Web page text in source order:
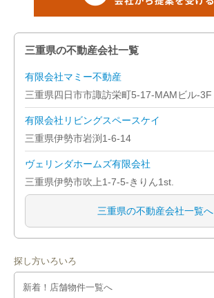
三重県の不動産会社一覧
有限会社マミー不動産
三重県四日市市諏訪栄町5-17-MAMビル-3F
有限会社リビングスペースケイ
三重県伊勢市岩渕1-6-14
ヴェリンダホームズ有限会社
三重県伊勢市吹上1-7-5-きりん1st.
三重県の不動産会社一覧へ
探し方いろいろ
新着！店舗物件一覧へ